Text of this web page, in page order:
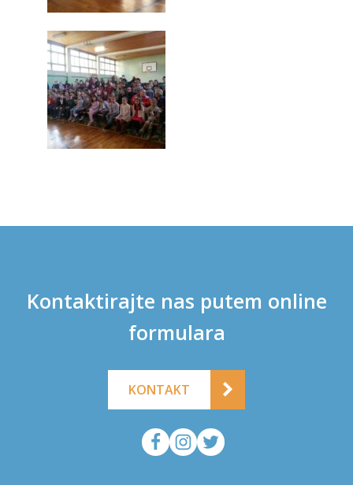
Kontaktirajte nas putem online
formulara
KONTAKT